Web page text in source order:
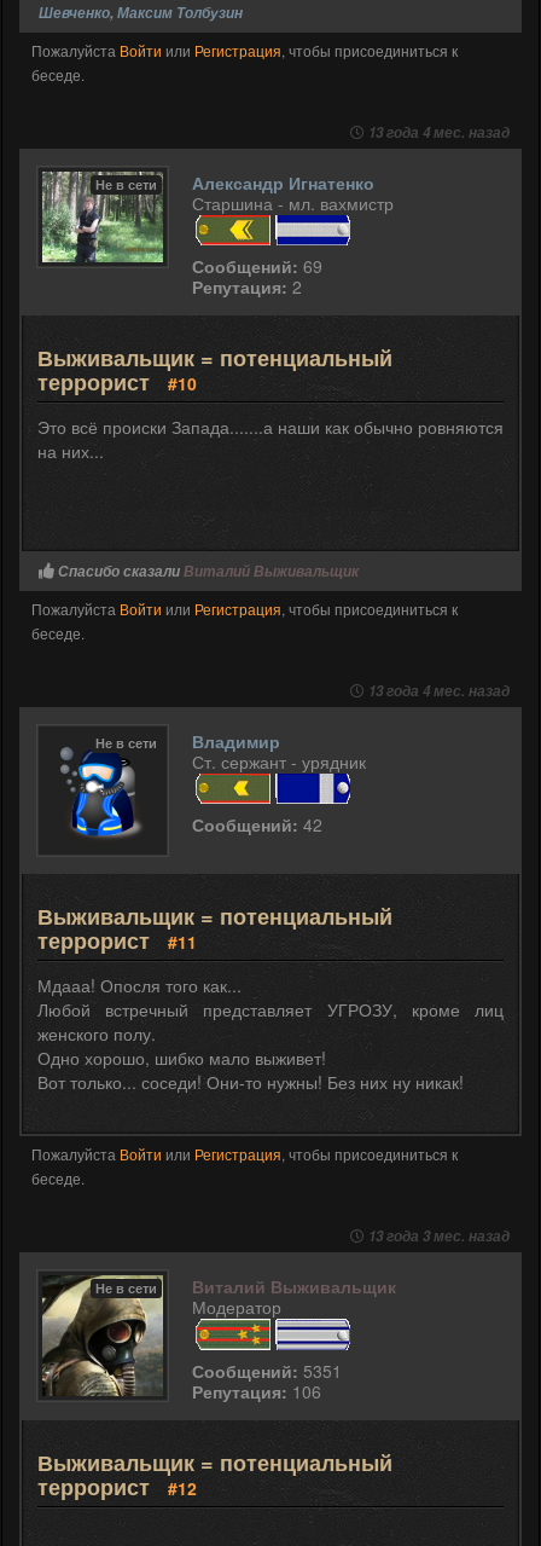
Шевченко, Максим Толбузин
Пожалуйста Войти или Регистрация, чтобы присоединиться к
беседе.
13 года 4 мес. назад
Не в сети
Александр Игнатенко
Старшина - мл. вахмистр
Сообщений: 69
Репутация: 2
Выживальщик = потенциальный
террорист
#10
Это всё происки Запада.......а наши как обычно ровняются
на них...
Спасибо сказалиВиталий Выживальщик
Пожалуйста Войти или Регистрация, чтобы присоединиться к
беседе.
13 года 4 мес. назад
Не в сети
Владимир
Ст. сержант - урядник
Сообщений: 42
Выживальщик = потенциальный
террорист
#11
Мдааа! Опосля того как...
Любой встречный представляет УГРОЗУ, кроме лиц
женского полу.
Одно хорошо, шибко мало выживет!
Вот только... соседи! Они-то нужны! Без них ну никак!
Пожалуйста Войти или Регистрация, чтобы присоединиться к
беседе.
13 года 3 мес. назад
Не в сети
Виталий Выживальщик
Модератор
Сообщений: 5351
Репутация: 106
Выживальщик = потенциальный
террорист #12